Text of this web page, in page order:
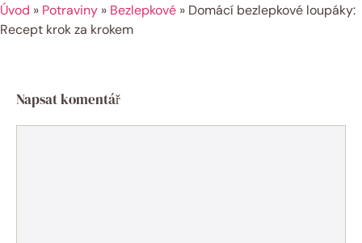
Úvod » Potraviny » Bezlepkové » Domácí bezlepkové loupáky:
Recept krok za krokem
Napsat komentář